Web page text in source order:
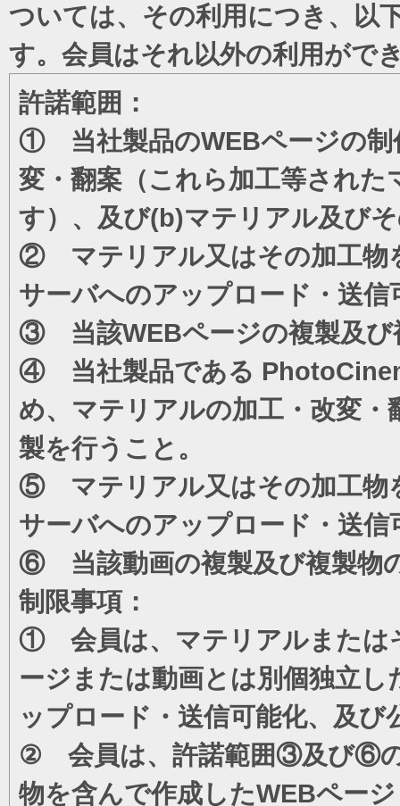
ついては、その利用につき、以
す。会員はそれ以外の利用がで
許諾範囲：
① 当社製品のWEBページの制
変・翻案（これら加工等され
す）、及び(b)マテリアル及び
② マテリアル又はその加工物
サーバへのアップロード・送信
③ 当該WEBページの複製及び
④ 当社製品である
め、マテリアルの加工・改変
製を行うこと。
⑤ マテリアル又はその加工物
サーバへのアップロード・送信
⑥ 当該動画の複製及び複製物
制限事項：
① 会員は、マテリアルまたは
ージまたは動画とは別個独立
ップロード・送信可能化、及
② 会員は、許諾範囲③及び⑥の
物を含んで作成したWEBペー